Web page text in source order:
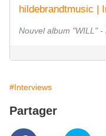
hildebrandtmusic |
Nouvel album "WILL"
#Interviews
Partager